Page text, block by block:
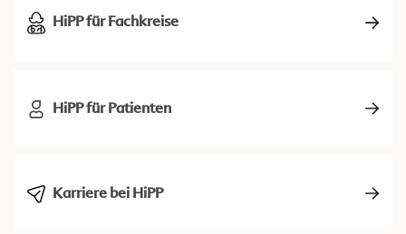
HiPP für Fachkreise
HiPP für Patienten
Karriere bei HiPP